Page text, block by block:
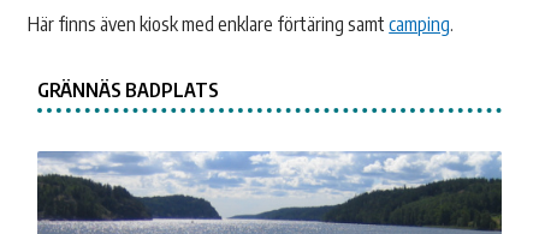
Här finns även kiosk med enklare förtäring samtcamping.
GRÄNNÄS BADPLATS